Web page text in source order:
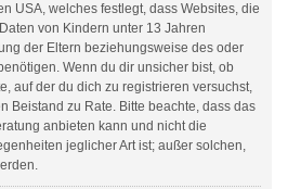
USA, welches festlegt, dass Websites, die
von Kindern unter 13 Jahren
der Eltern beziehungsweise des oder
Wenn du dir unsicher bist, ob
auf der du dich zu registrieren versuchst,
Beistand zu Rate. Bitte beachte, dass das
anbieten kann und nicht die
jeglicher Art ist; außer solchen,